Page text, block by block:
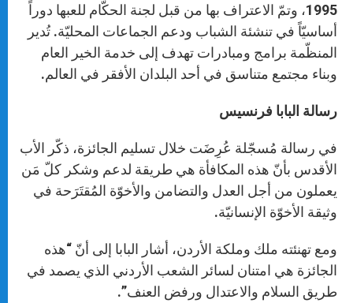
1995، وتمّ الاعتراف بها من قبل لجنة الحكّام للعبها دوراً
أساسيّاً في تنشئة الشباب ودعم الجماعات المحليّة. تُدير
المنظّمة برامج ومبادرات تهدف إلى خدمة الخير العام
وبناء مجتمع متناسق في أحد البلدان الأفقر في العالم.
رسالة البابا فرنسيس
في رسالة مُسجّلة عُرِضَت خلال تسليم الجائزة، ذكّر الأب
الأقدس بأنّ هذه المكافأة هي طريقة لدعم وشكر كلّ مَن
يعملون من أجل العدل والتضامن والأخوّة المُقتَرَحة في
وثيقة الأخوّة الإنسانيّة.
ومع تهنئته ملك وملكة الأردن، أشار البابا إلى أنّ “هذه
الجائزة هي امتنان لسائر الشعب الأردني الذي يصمد في
طريق السلام والاعتدال ورفض العنف”.